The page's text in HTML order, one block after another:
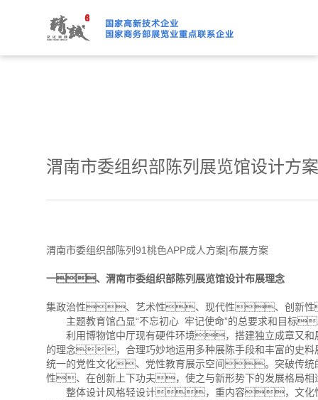
91桃色APP下载免费版,91
渭南市委组织部陈列展览馆设计方
渭南市委组织部陈列91桃色APP成人方案|布展方案
一、渭南市委组织部陈列展览馆设计布展理念
集政治性、艺术性、现代性、创新性
主题教育馆凸显“不忘初心 牢记使命”的总要求和目标
利用博物馆中厅现有硬件环境，搭建独立成章又和
的理念，合理巧妙地运用多种展陈手段和丰富的史
统一的党性文化、党性教育展示空间。突破传
性、在创新上下功夫，使之与新形势下的发展格局
整体设计风格轻设计，重内容，文化